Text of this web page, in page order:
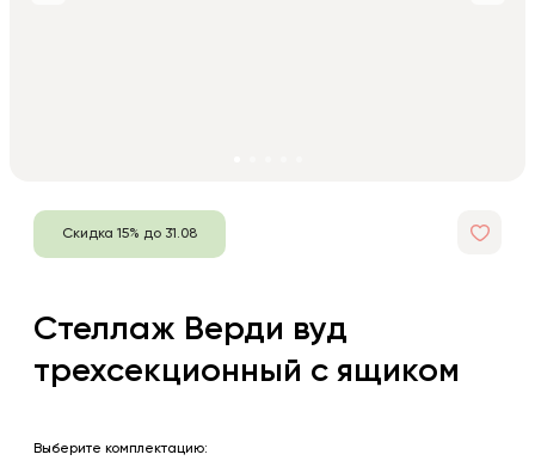
Скидка 15% до 31.08
Стеллаж Верди вуд
трехсекционный с ящиком
Выберите комплектацию: